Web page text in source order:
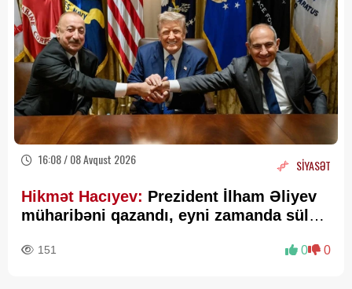
16:08 / 08 Avqust 2026 SİYASƏT
Hikmət Hacıyev: Prezident İlham Əliyev
müharibəni qazandı, eyni zamanda sülhü
151 0 0